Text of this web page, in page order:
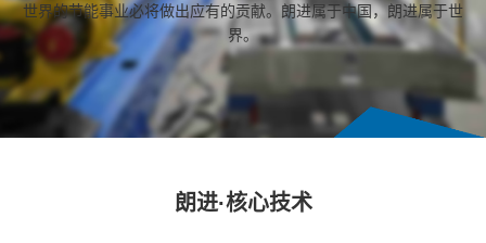
世界的节能事业必将做出应有的贡献。朗进属于中国，朗进属于世
界。
朗进·核心技术